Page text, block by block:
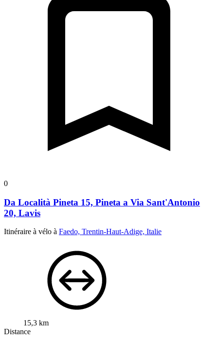
0
Da Località Pineta 15, Pineta a Via Sant'Antonio
20, Lavis
Itinéraire à vélo à Faedo, Trentin-Haut-Adige, Italie
15,3 km
Distance